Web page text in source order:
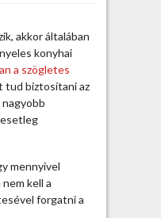
akkor általában
konyhai
a szögletes
tud biztosítani az
mennyivel
kell a
forgatni a